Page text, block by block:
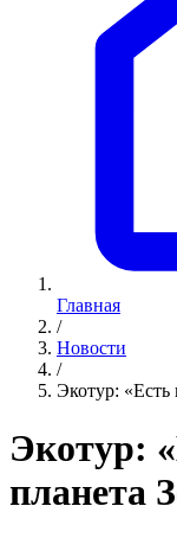
Главная
/
Новости
/
Экотур: «Есть
Экотур:
планета